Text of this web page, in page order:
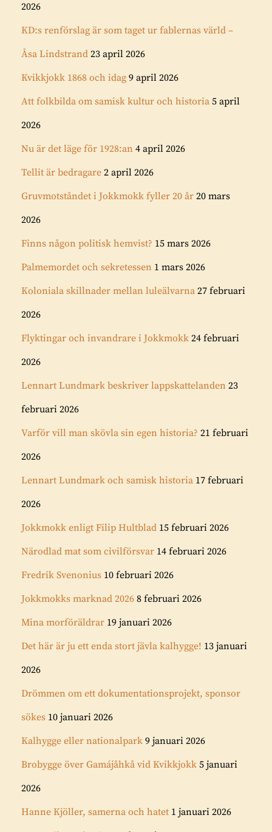
2026
KD:s renförslag är som taget ur fablernas värld –
Åsa Lindstrand 23 april 2026
Kvikkjokk 1868 och idag 9 april 2026
Att folkbilda om samisk kultur och historia 5 april
2026
Nu är det läge för 1928:an 4 april 2026
Tellit är bedragare 2 april 2026
Gruvmotståndet i Jokkmokk fyller 20 år 20 mars
2026
Finns någon politisk hemvist? 15 mars 2026
Palmemordet och sekretessen 1 mars 2026
Koloniala skillnader mellan luleälvarna 27 februari
2026
Flyktingar och invandrare i Jokkmokk 24 februari
2026
Lennart Lundmark beskriver lappskattelanden 23
februari 2026
Varför vill man skövla sin egen historia? 21 februari
2026
Lennart Lundmark och samisk historia 17 februari
2026
Jokkmokk enligt Filip Hultblad 15 februari 2026
Närodlad mat som civilförsvar 14 februari 2026
Fredrik Svenonius 10 februari 2026
Jokkmokks marknad 2026 8 februari 2026
Mina morföräldrar 19 januari 2026
Det här är ju ett enda stort jävla kalhygge! 13 januari
2026
Drömmen om ett dokumentationsprojekt, sponsor
sökes 10 januari 2026
Kalhygge eller nationalpark 9 januari 2026
Brobygge över Gamájåhkå vid Kvikkjokk 5 januari
2026
Hanne Kjöller, samerna och hatet 1 januari 2026